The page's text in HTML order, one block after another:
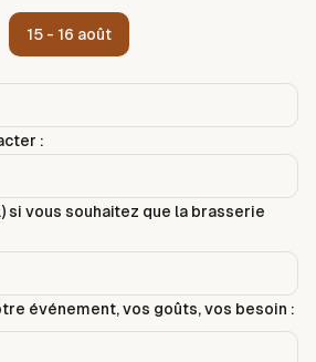
15 - 16 août
:
si vous souhaitez que la brasserie
événement, vos goûts, vos besoin :